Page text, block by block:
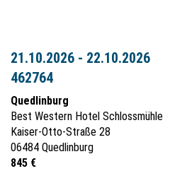
21.10.2026 - 22.10.2026
462764
Quedlinburg
Best Western Hotel Schlossmühle
Kaiser-Otto-Straße 28
06484 Quedlinburg
845 €